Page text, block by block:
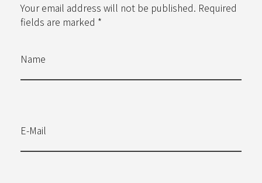
Your email address will not be published. Required
fields are marked *
Name
E-Mail